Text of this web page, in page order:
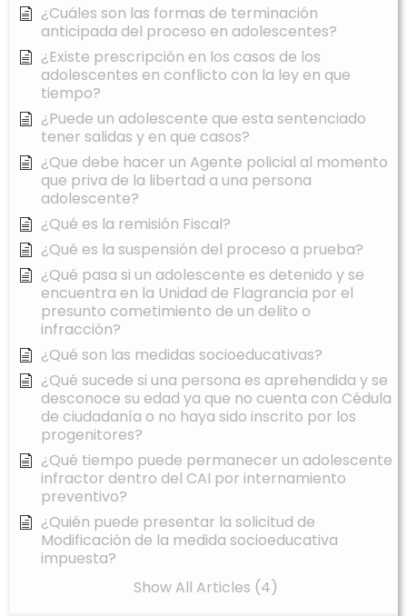
¿Cuáles son las formas de terminación
anticipada del proceso en adolescentes?
¿Existe prescripción en los casos de los
adolescentes en conflicto con la ley en que
tiempo?
¿Puede un adolescente que esta sentenciado
tener salidas y en que casos?
¿Que debe hacer un Agente policial al momento
que priva de la libertad a una persona
adolescente?
¿Qué es la remisión Fiscal?
¿Qué es la suspensión del proceso a prueba?
¿Qué pasa si un adolescente es detenido y se
encuentra en la Unidad de Flagrancia por el
presunto cometimiento de un delito o
infracción?
¿Qué son las medidas socioeducativas?
¿Qué sucede si una persona es aprehendida y se
desconoce su edad ya que no cuenta con Cédula
de ciudadanía o no haya sido inscrito por los
progenitores?
¿Qué tiempo puede permanecer un adolescente
infractor dentro del CAI por internamiento
preventivo?
¿Quién puede presentar la solicitud de
Modificación de la medida socioeducativa
impuesta?
Show All Articles (4)